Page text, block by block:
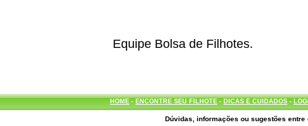
Equipe Bolsa de Filhotes.
HOME- ENCONTRE SEU FILHOTE- DICAS E CUIDADOS-
Dúvidas, informações ou sugestões